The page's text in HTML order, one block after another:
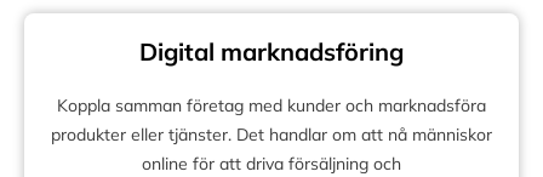
Digital marknadsföring
Koppla samman företag med kunder och marknadsföra
produkter eller tjänster. Det handlar om att nå människor
online för att driva försäljning och